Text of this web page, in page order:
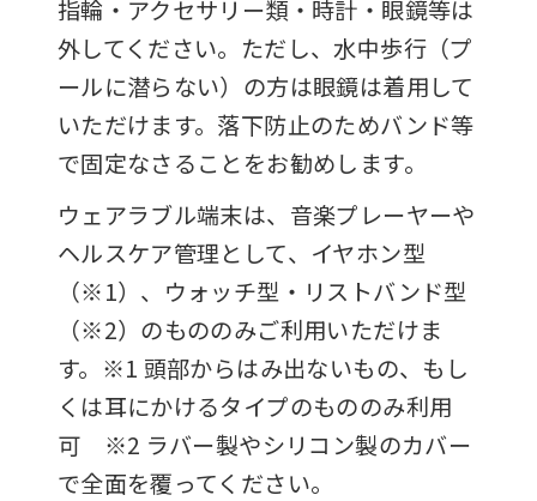
指輪・アクセサリー類・時計・眼鏡等は
外してください。ただし、水中歩行（プ
ールに潜らない）の方は眼鏡は着用して
いただけます。落下防止のためバンド等
で固定なさることをお勧めします。
ウェアラブル端末は、音楽プレーヤーや
ヘルスケア管理として、イヤホン型
（※1）、ウォッチ型・リストバンド型
（※2）のもののみご利用いただけま
す。※1 頭部からはみ出ないもの、もし
くは耳にかけるタイプのもののみ利用
可 ※2 ラバー製やシリコン製のカバー
で全面を覆ってください。